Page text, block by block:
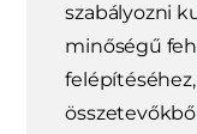
szabályozni
minőségű